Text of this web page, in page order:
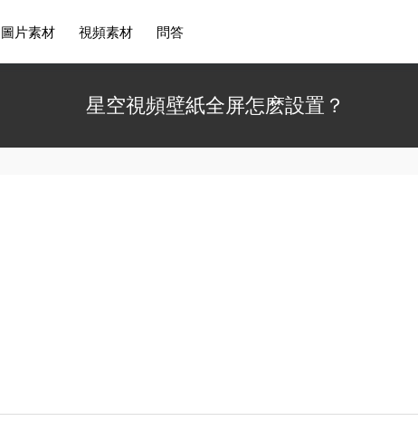
圖片素材 視頻素材 問答
星空視頻壁紙全屏怎麽設置？